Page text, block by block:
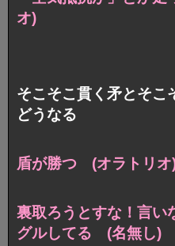
オ)
そこそこ貫く矛とそこ
どうなる
盾が勝つ (オラトリオ
裏取ろうとすな！言い
グルしてる (名無し)